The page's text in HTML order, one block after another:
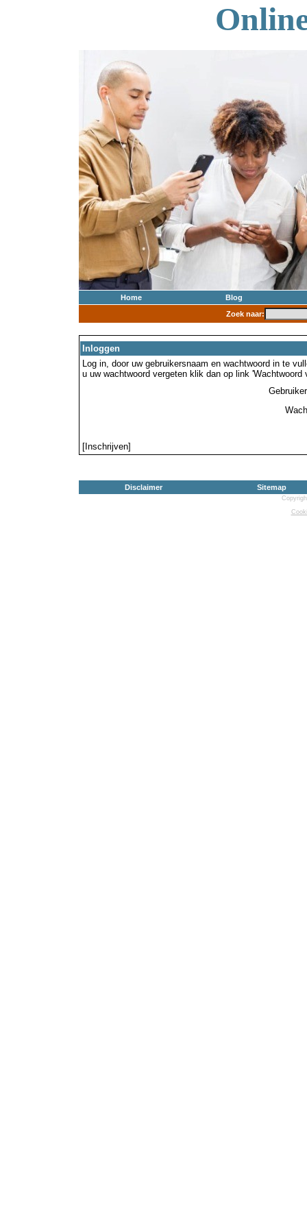
Home
Blog
Zoek naar:
Inloggen
Log in, door uw gebruikersnaam en wachtwoord in te
u uw wachtwoord vergeten klik dan op link 'Wachtwoord
[Inschrijven]
Disclaimer Sitemap